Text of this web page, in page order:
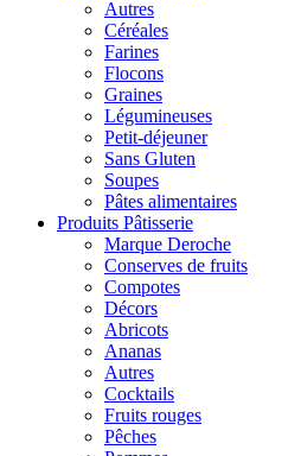
Autres
Céréales
Farines
Flocons
Graines
Légumineuses
Petit-déjeuner
Sans Gluten
Soupes
Pâtes alimentaires
Produits Pâtisserie
Marque Deroche
Conserves de fruits
Compotes
Décors
Abricots
Ananas
Autres
Cocktails
Fruits rouges
Pêches